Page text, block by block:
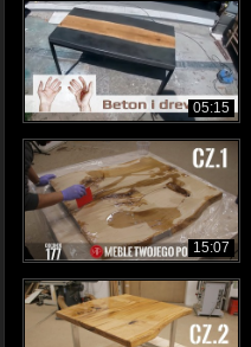
05:15
15:07